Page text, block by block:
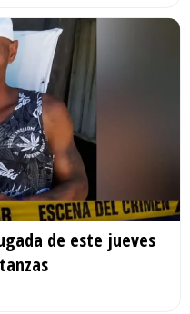
de este jueves